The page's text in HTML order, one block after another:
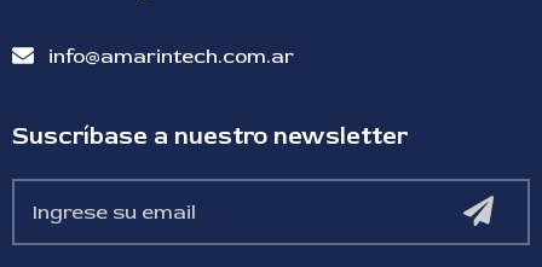
info@amarintech.com.ar
Suscríbase a nuestro newsletter